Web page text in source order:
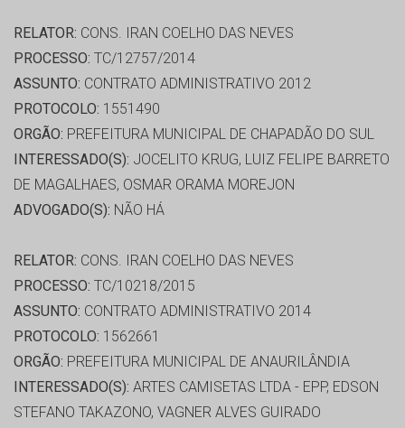
RELATOR: CONS. IRAN COELHO DAS NEVES
PROCESSO: TC/12757/2014
ASSUNTO: CONTRATO ADMINISTRATIVO 2012
PROTOCOLO: 1551490
ORGÃO: PREFEITURA MUNICIPAL DE CHAPADÃO DO SUL
INTERESSADO(S): JOCELITO KRUG, LUIZ FELIPE BARRETO
DE MAGALHAES, OSMAR ORAMA MOREJON
ADVOGADO(S): NÃO HÁ
RELATOR: CONS. IRAN COELHO DAS NEVES
PROCESSO: TC/10218/2015
ASSUNTO: CONTRATO ADMINISTRATIVO 2014
PROTOCOLO: 1562661
ORGÃO: PREFEITURA MUNICIPAL DE ANAURILÂNDIA
INTERESSADO(S): ARTES CAMISETAS LTDA - EPP, EDSON
STEFANO TAKAZONO, VAGNER ALVES GUIRADO